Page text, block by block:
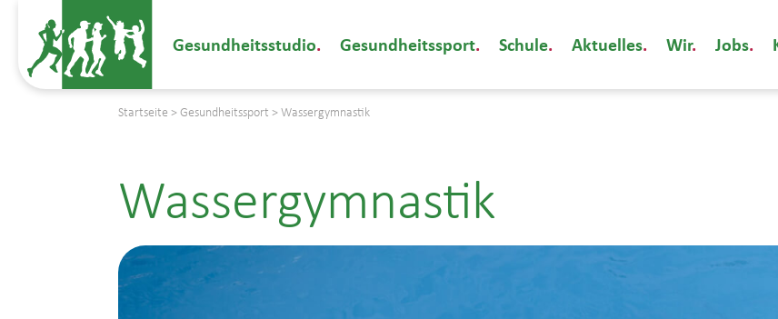
Gesundheitsstudio Gesundheitssport Schule Aktuelles Wir Jobs
Startseite > Gesundheitssport > Wassergymnastik
Wassergymnastik